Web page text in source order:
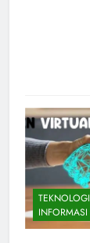
TEKNOLOGI
INFORMASI